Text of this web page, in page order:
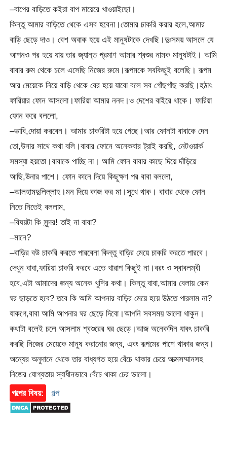
–বাপের বাড়িতে কইরা বাপ মায়েরে খাওয়াইছো।
কিন্তু আমার বাড়িতে থেকে এসব হবেনা।তোমার চাকরি করার হলে,আমার
বাড়ি ছেড়ে দাও। বেশ অবাক হয়ে এই মানুষটাকে দেখছি।দুঃসময় আসলে যে
আপনও পর হয়ে যায় তার জ্যান্ত প্রমাণ আমার শ্বশুর নামক মানুষটাই। আমি
বাবার রুম থেকে চলে এসেছি নিজের রুমে।রূপমকে সবকিছুই বলেছি। রূপম
আর মেয়েকে নিয়ে বাড়ি থেকে বের হয়ে যাবো বলে সব গোঁছগাঁছ করছি।হঠাৎ
ফারিয়ার ফোন আসলো।ফারিয়া আমার ননদ।ও দেশের বাইরে থাকে। ফারিয়া
ফোন করে বললো,
–ভাবি,দোয়া করবেন। আমার চাকরিটা হয়ে গেছে।আর ফোনটা বাবাকে দেন
তো,উনার সাথে কথা বলি।বাবার ফোনে অনেকবার ট্রাই করছি, নেটওয়ার্ক
সমস্যা হয়তো।বাবাকে পাচ্ছি না। আমি ফোন বাবার কাছে দিয়ে দাঁড়িয়ে
আছি,উনার পাশে। ফোন কানে দিয়ে কিছুক্ষণ পর বাবা বললো,
–আলহামদুলিল্লাহ।মন দিয়ে কাজ কর মা।সুখে থাক। বাবার থেকে ফোন
নিতে নিতেই বললাম,
–বিষয়টা কি সুন্দর! তাই না বাবা?
–মানে?
–বাড়ির বউ চাকরি করতে পারবেনা কিন্তু বাড়ির মেয়ে চাকরি করতে পারবে।
দেখুন বাবা,ফারিয়া চাকরি করবে এতে খারাপ কিছুই না।বরং ও স্বাবলম্বী
হবে,এটা আমাদের জন্য অনেক খুশির কথা। কিন্তু বাবা,আমার বেলায় কেন
ঘর ছাড়তে হবে? তবে কি আমি আপনার বাড়ির মেয়ে হয়ে উঠতে পারলাম না?
যাকগে,বাবা আমি আপনার ঘর ছেড়ে দিবো।আপনি সবসময় ভালো থাকুন।
কথাটা বলেই চলে আসলাম শ্বশুরের ঘর ছেড়ে।আজ অনেকদিন যাবৎ চাকরি
করছি নিজের মেয়েকে মানুষ করানোর জন্য, এবং রূপমের পাশে থাকার জন্য।
অন্যের অনুদানে থেকে তার বাধ্যগত হয়ে বেঁচে থাকার চেয়ে আত্মসম্মানসহ
নিজের যোগ্যতায় স্বাধীনভাবে বেঁচে থাকা ঢের ভালো।
গল্পের বিষয়:
গল্প